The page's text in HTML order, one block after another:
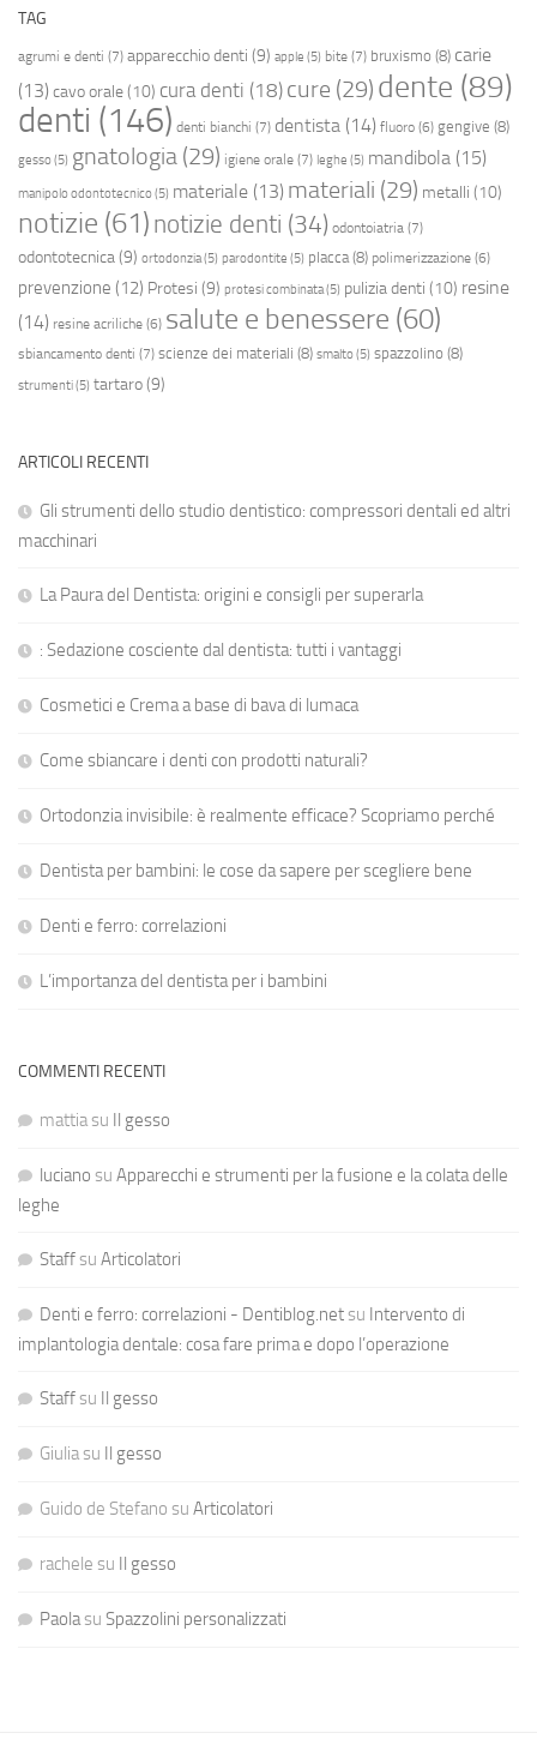
TAG
agrumi e denti (7) apparecchio denti (9) apple (5) bite (7) bruxismo (8) carie
(13) cavo orale(10) cura denti (18) cure (29) dente (89)
denti (146) denti bianchi (7) dentista (14) fluoro (6) gengive (8)
gesso(5) gnatologia (29) igiene orale (7) leghe (5) mandibola (15)
manipolo odontotecnico(5) materiale (13) materiali (29) metalli (10)
notizie (61) notizie denti (34) odontoiatria (7)
odontotecnica(9) ortodonzia(5) parodontite (5) placca(8) polimerizzazione (6)
prevenzione (12) Protesi (9) protesi combinata(5) pulizia denti (10) resine
(14) resine acriliche (6) salute e benessere (60)
sbiancamento denti (7) scienze dei materiali (8) smalto(5) spazzolino (8)
strumenti(5) tartaro(9)
ARTICOLI RECENTI
Gli strumenti dello studio dentistico: compressori dentali ed altri
macchinari
La Paura del Dentista: origini e consigli per superarla
: Sedazione cosciente dal dentista: tutti i vantaggi
Cosmetici e Crema a base di bava di lumaca
Come sbiancare i denti con prodotti naturali?
Ortodonzia invisibile: è realmente efficace? Scopriamo perché
Dentista per bambini: le cose da sapere per scegliere bene
Denti e ferro: correlazioni
L’importanza del dentista per i bambini
COMMENTI RECENTI
mattiasu Il gesso
luciano su Apparecchi e strumenti per la fusione e la colata delle
leghe
Staffsu Articolatori
Denti e ferro: correlazioni - Dentiblog.netsu Intervento di
implantologia dentale: cosa fare prima e dopo l’operazione
Staffsu Il gesso
Giuliasu Il gesso
Guido de Stefano su Articolatori
rachele su Il gesso
Paolasu Spazzolini personalizzati